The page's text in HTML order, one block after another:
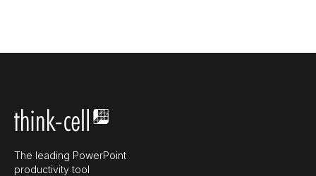
The leading PowerPoint
productivity tool